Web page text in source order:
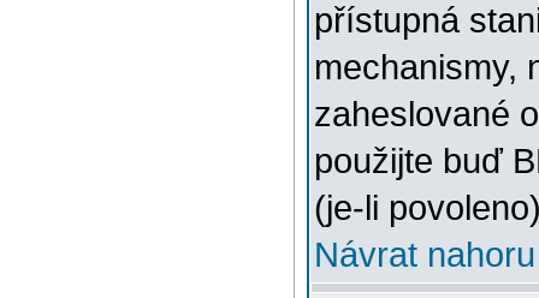
přístupná
mechanismy,
zaheslované
použijte buď
(je-li
Návrat nahoru